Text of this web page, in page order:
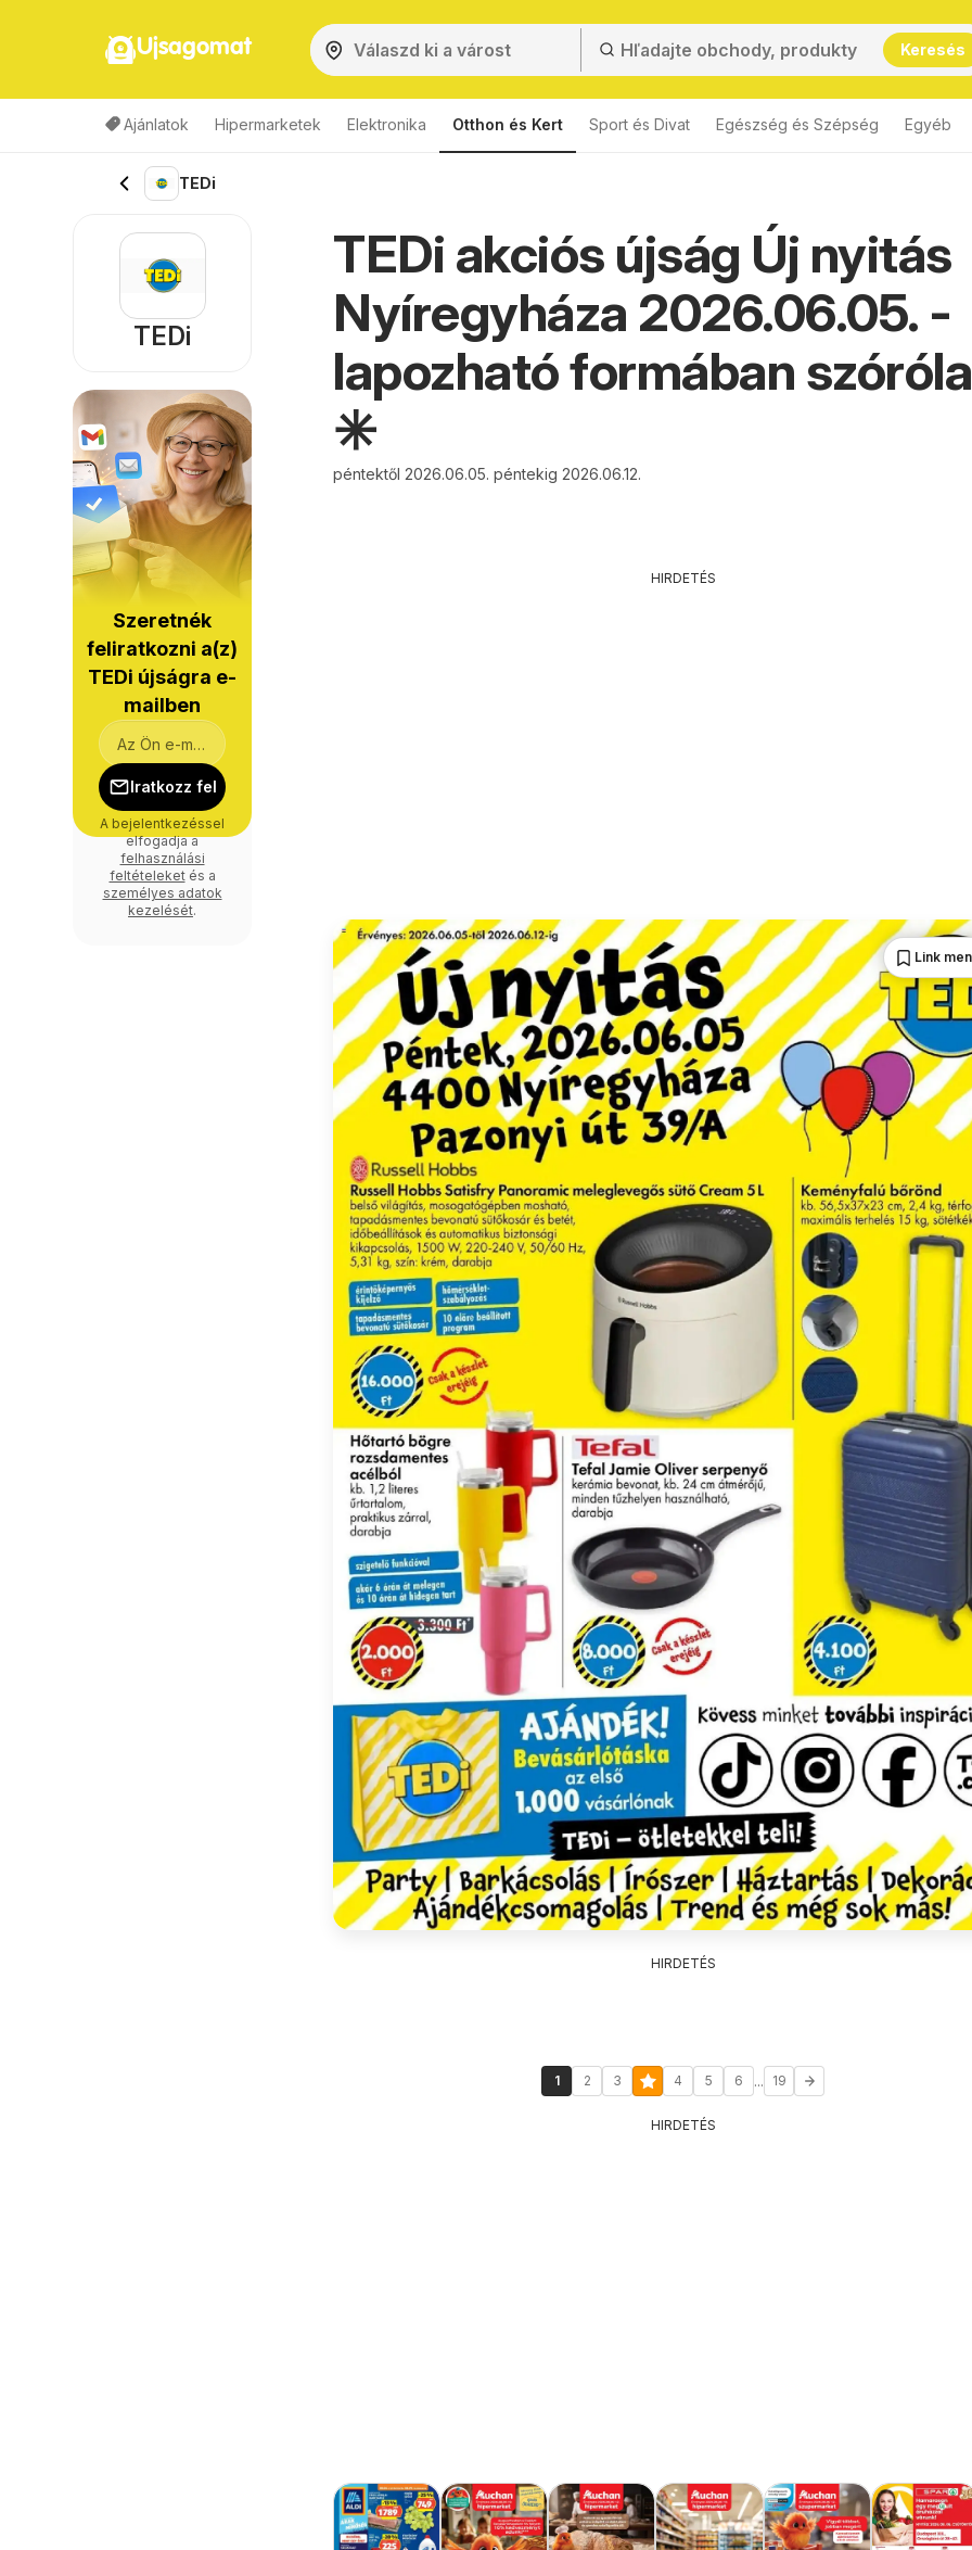
Ujsagomat Keresés
Ajánlatok Hipermarketek Elektronika Otthon és Kert Sport és Divat Egészség és Szépség Egyéb
TEDi
TEDi akciós újság Új nyitás
Nyíregyháza 2026.06.05. -
lapozható formában
✳️
péntektől 2026.06.05. péntekig 2026.06.12.
HIRDETÉS
Link
HIRDETÉS
1 2 3 4 5 6 ... 19
HIRDETÉS
TEDi
Szeretnék
feliratkozni a(z)
TEDi újságra e-
mailben
Iratkozz fel
A bejelentkezéssel
elfogadja a
felhasználási
feltételeketés a
személyes adatok
kezelését.